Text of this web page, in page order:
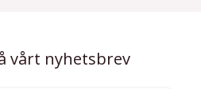
vårt nyhetsbrev